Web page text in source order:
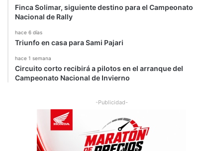
Finca Solimar, siguiente destino para el Campeonato
Nacional de Rally
hace 6 días
Triunfo en casa para Sami Pajari
hace 1 semana
Circuito corto recibirá a pilotos en el arranque del
Campeonato Nacional de Invierno
-Publicidad-